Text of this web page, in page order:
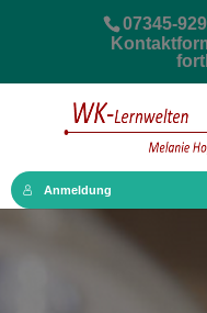
07345-
Anmeldung